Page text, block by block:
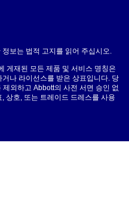
보는 법적 고지를 읽어 주십시오.
게재된 모든 제품 및 서비스 명칭은
나 라이선스를 받은 상표입니다. 당
외하고 Abbott의 사전 서면 승인 없
상호, 또는 트레이드 드레스를 사용